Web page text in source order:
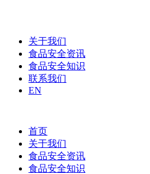
关于我们
食品安全资讯
食品安全知识
联系我们
EN
首页
关于我们
食品安全资讯
食品安全知识